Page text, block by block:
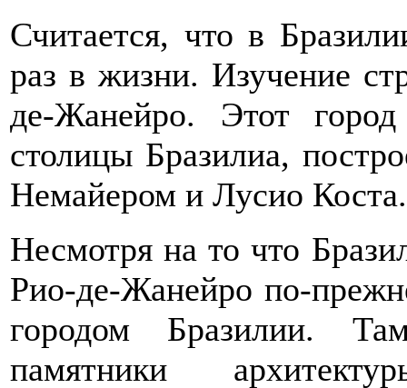
Считается, что в
раз в жизни. Изучение
де-Жанейро. Этот
столицы Бразилиа,
Немайером и Лусио Коста.
Несмотря на то что
Рио-де-Жанейро по-
городом Бразилии.
памятники